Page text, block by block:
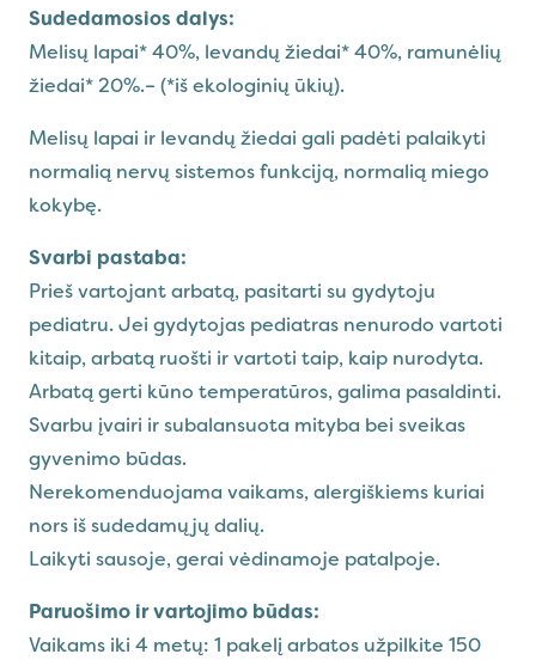
Sudedamosios dalys:
Melisų lapai* 40%, levandų žiedai* 40%, ramunėlių
žiedai* 20%.– (*iš ekologinių ūkių).
Melisų lapai ir levandų žiedai gali padėti palaikyti
normalią nervų sistemos funkciją, normalią miego
kokybę.
Svarbi pastaba:
Prieš vartojant arbatą, pasitarti su gydytoju
pediatru. Jei gydytojas pediatras nenurodo vartoti
kitaip, arbatą ruošti ir vartoti taip, kaip nurodyta.
Arbatą gerti kūno temperatūros, galima pasaldinti.
Svarbu įvairi ir subalansuota mityba bei sveikas
gyvenimo būdas.
Nerekomenduojama vaikams, alergiškiems kuriai
nors iš sudedamųjų dalių.
Laikyti sausoje, gerai vėdinamoje patalpoje.
Paruošimo ir vartojimo būdas:
Vaikams iki 4 metų: 1 pakelį arbatos užpilkite 150